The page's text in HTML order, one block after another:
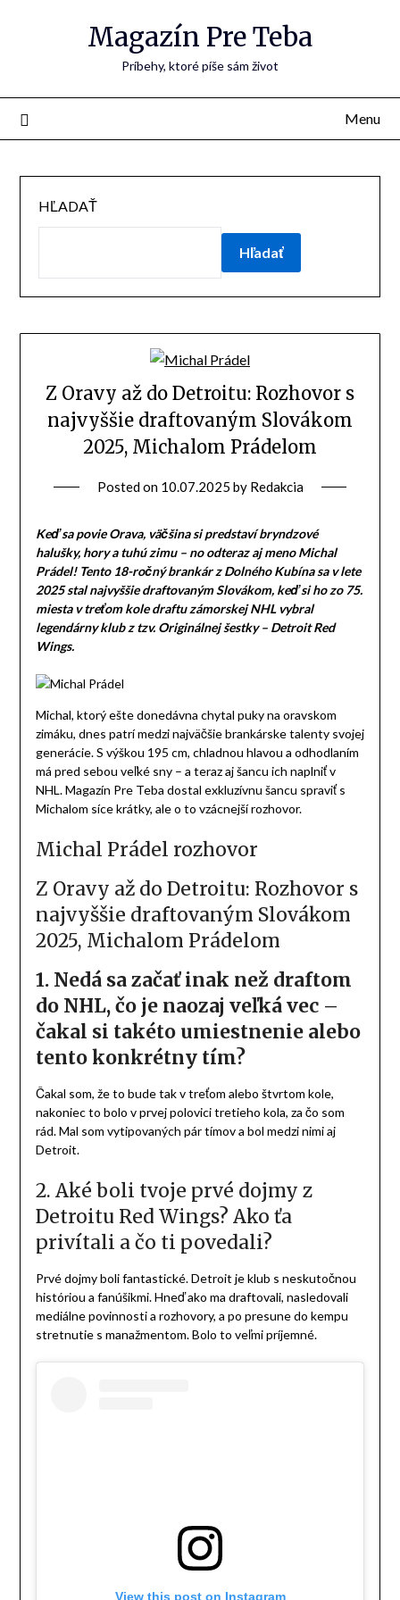
Magazín Pre Teba
Príbehy, ktoré píše sám život
Menu
HĽADAŤ
Z Oravy až do Detroitu: Rozhovor s
2025, Michalom Prádelom
Posted on 10.07.2025by
Keď sa povie Orava, väčšina si predstaví bryndzové
halušky, hory a tuhú zimu – no odteraz aj meno Michal
Prádel! Tento 18-ročný brankár z Dolného Kubína sa v lete
2025 stal najvyššie draftovaným Slovákom, keď si ho zo 75.
miesta v treťom kole draftu zámorskej NHL vybral
legendárny klub z tzv. Originálnej šestky – Detroit Red
Wings.
Michal, ktorý ešte donedávna chytal puky na oravskom
zimáku, dnes patrí medzi najväčšie brankárske talenty svojej
generácie. S výškou 195 cm, chladnou hlavou a odhodlaním
má pred sebou veľké sny – a teraz aj šancu ich naplniť v
NHL. Magazín Pre Teba dostal exkluzívnu šancu spraviť s
Michalom síce krátky, ale o to vzácnejší rozhovor.
Michal Prádel rozhovor
Z Oravy až do Detroitu: Rozhovor s
najvyššie draftovaným Slovákom
Čakal som, že to bude tak v treťom alebo štvrtom kole,
nakoniec to bolo v prvej polovici tretieho kola, za čo som
rád. Mal som vytipovaných pár tímov a bol medzi nimi aj